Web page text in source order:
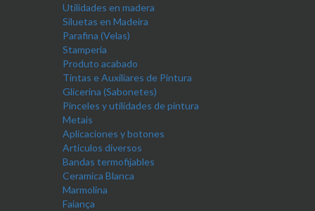
Utilidades en madera
Siluetas en Madeira
Parafina (Velas)
Stamperia
Produto acabado
Tintas e Auxiliares de Pintura
Glicerina (Sabonetes)
Pinceles y utilidades de pintura
Metais
Aplicaciones y botones
Articulos diversos
Bandas termofijables
Ceramica Blanca
Marmolina
Faiança